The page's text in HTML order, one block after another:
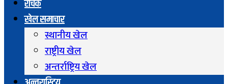
रोचक
खेल समाचार
स्थानीय खेल
राष्ट्रीय खेल
अन्तर्राष्ट्रिय खेल